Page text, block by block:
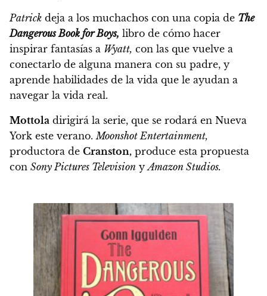
Patrick deja a los muchachos con una copia de The
Dangerous Book for Boys, libro de cómo hacer
inspirar fantasías a Wyatt, con las que vuelve a
conectarlo de alguna manera con su padre, y
aprende habilidades de la vida que le ayudan a
navegar la vida real.
Mottola dirigirá la serie, que se rodará en Nueva
York este verano.Moonshot Entertainment,
productora de Cranston, produce esta propuesta
con Sony Pictures Television yAmazon Studios.